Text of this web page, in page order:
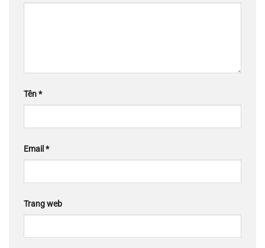
Tên*
Email *
Trang web